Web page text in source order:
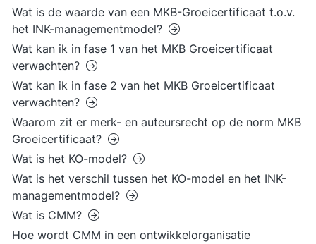
Wat is de waarde van een MKB-Groeicertificaat t.o.v.
het INK-managementmodel?
Wat kan ik in fase 1 van het MKB Groeicertificaat
verwachten?
Wat kan ik in fase 2 van het MKB Groeicertificaat
verwachten?
Waarom zit er merk- en auteursrecht op de norm MKB
Groeicertificaat?
Wat is het KO-model?
Wat is het verschil tussen het KO-model en het INK-
managementmodel?
Wat is CMM?
Hoe wordt CMM in een ontwikkelorganisatie